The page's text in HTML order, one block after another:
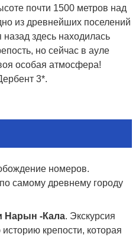
почти 1500 метров над
из древнейших поселений
назад здесь находилась
но сейчас в ауле
особая атмосфера!
3*.
номеров.
самому древнему городу
Нарын -Кала. Экскурсия
крепости, которая